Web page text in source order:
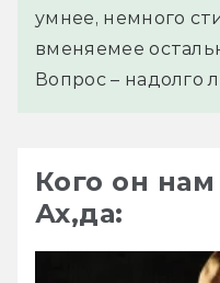
умнее, немного
вменяемее
Вопрос – надолго
Кого он
Ах,да: